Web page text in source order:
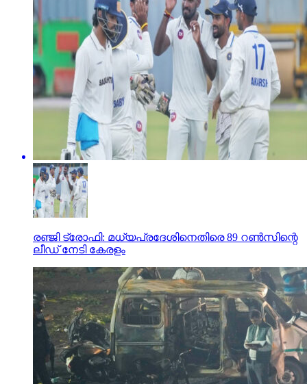
രഞ്ജി ട്രോഫി: മധ്യപ്രദേശിനെതിരെ 89 റണ്‍സിന്റെ
ലീഡ് നേടി കേരളം